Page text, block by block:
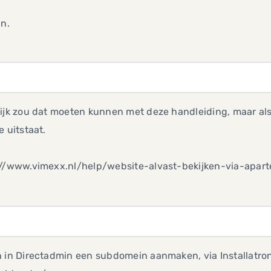
zou dat moeten kunnen met deze handleiding, maar
uitstaat.
www.vimexx.nl/help/website-alvast-bekijken-via-
in Directadmin een subdomein aanmaken, via